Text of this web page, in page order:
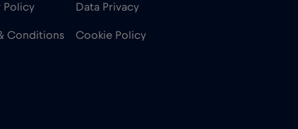
Policy
Conditions
Data Privacy
Cookie Policy